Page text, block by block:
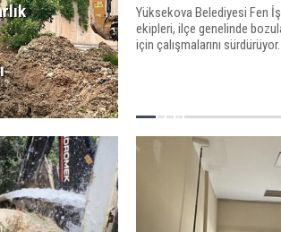
Yüksekova Belediyesi Fen
ekipleri, ilçe genelinde
için çalışmalarını sürdürüyor.